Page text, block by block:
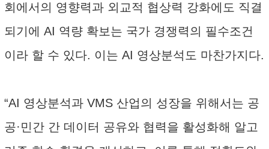
회에서의 영향력과 외교적 협상력 강화에도 직결
되기에 AI 역량 확보는 국가 경쟁력의 필수조건
이라 할 수 있다. 이는 AI 영상분석도 마찬가지다.
“AI 영상분석과 VMS 산업의 성장을 위해서는 공
공·민간 간 데이터 공유와 협력을 활성화해 알고